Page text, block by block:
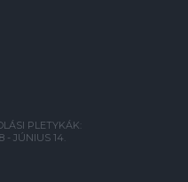
PLETYKÁK:
- JÚNIUS 14.